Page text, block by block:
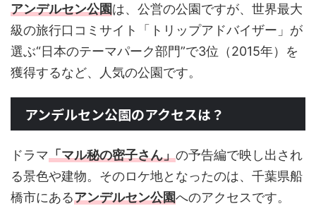
アンデルセン公園は、公営の公園ですが、世界最大
級の旅行口コミサイト「トリップアドバイザー」が
選ぶ“日本のテーマパーク部門”で3位（2015年）を
獲得するなど、人気の公園です。
アンデルセン公園のアクセスは？
ドラマ「マル秘の密子さん」の予告編で映し出され
る景色や建物。そのロケ地となったのは、千葉県船
橋市にあるアンデルセン公園へのアクセスです。